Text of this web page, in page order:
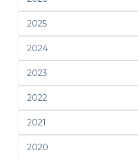
2025
2024
2023
2022
2021
2020